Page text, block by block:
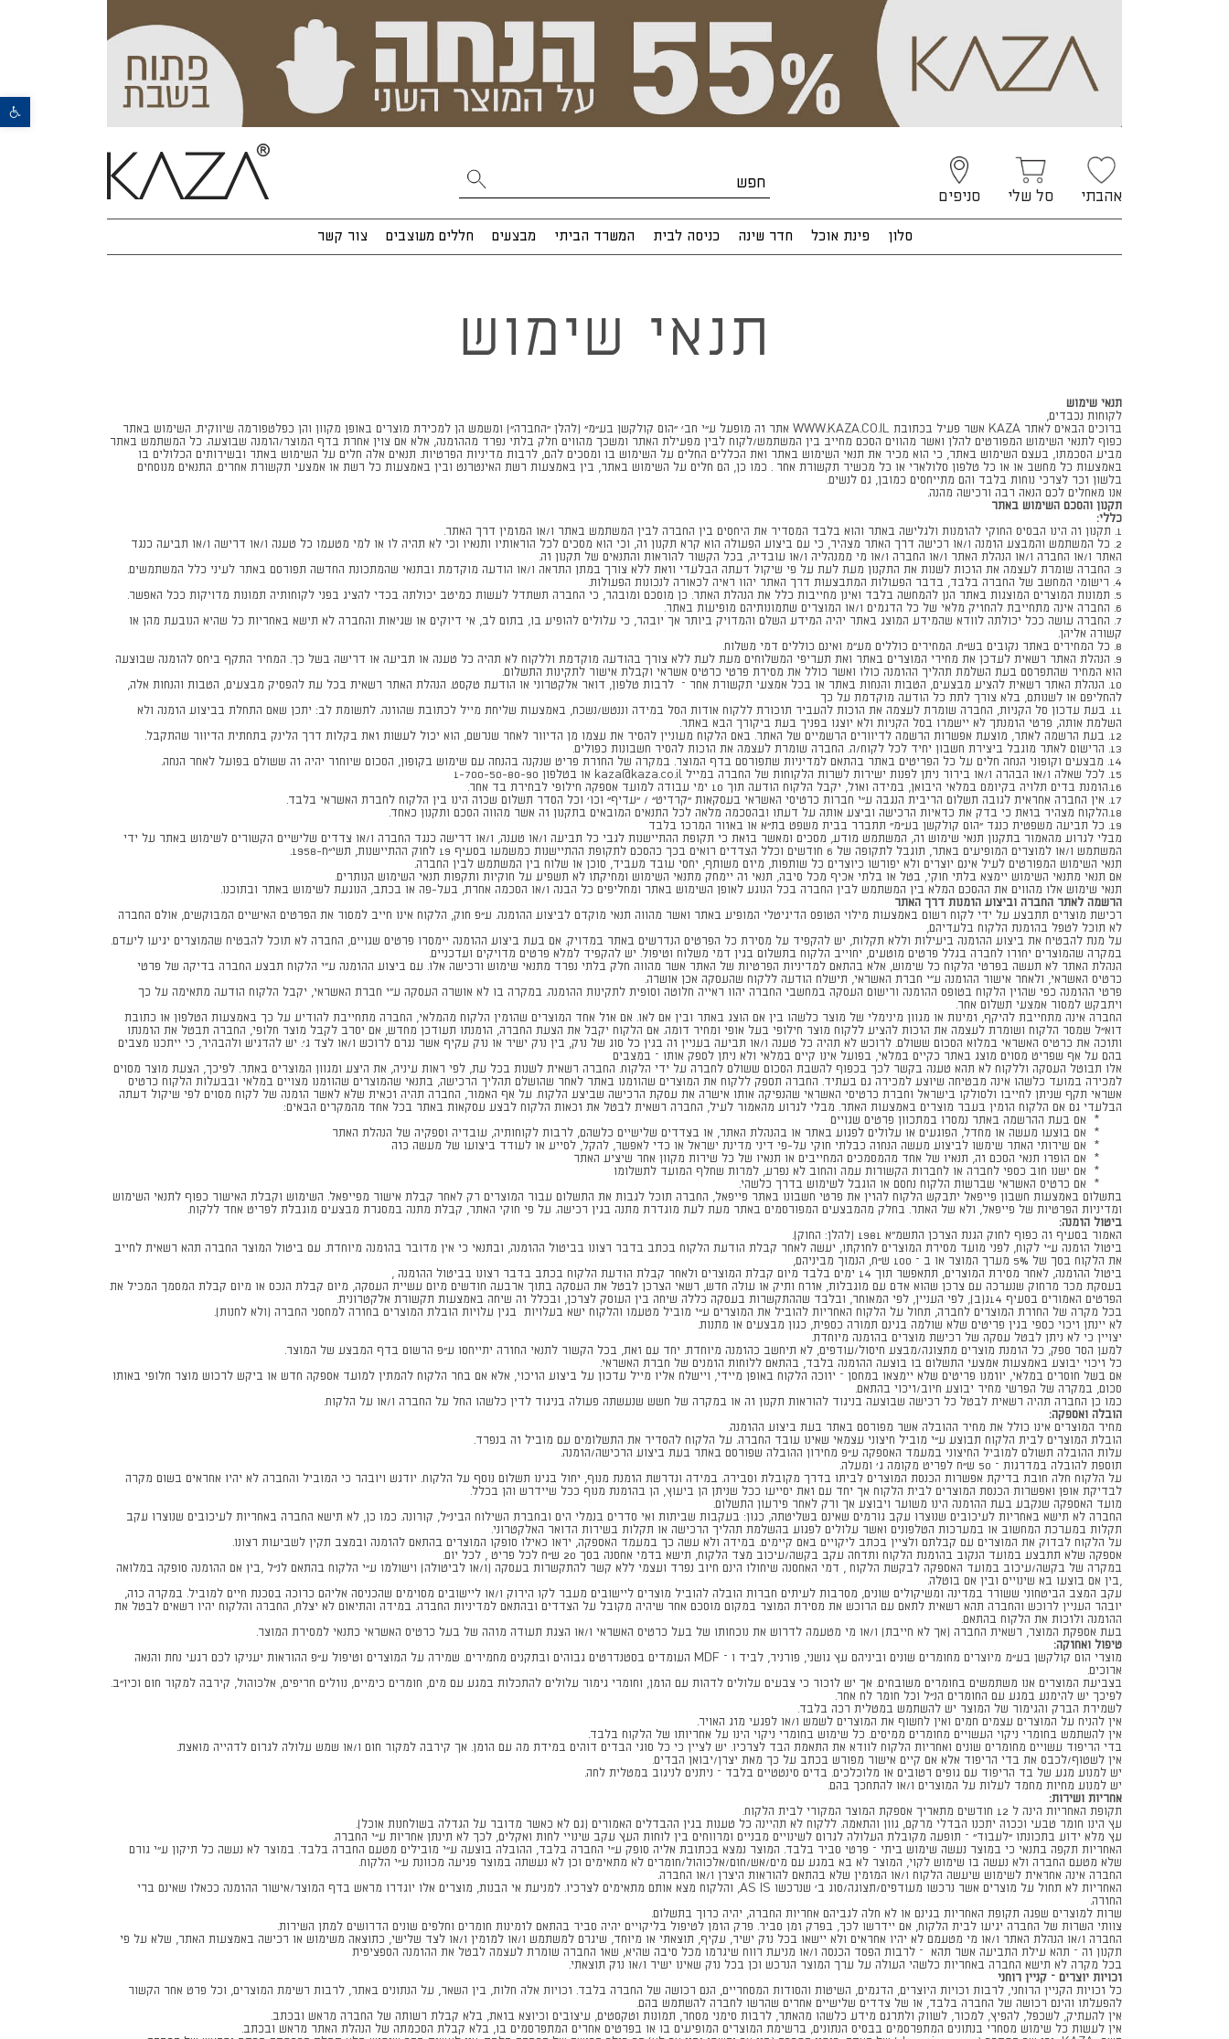
פתח סרגל נגישות
אהבתי סל שלי סניפים
סלון פינת אוכל חדר שינה כניסה לבית המשרד הביתי מבצעים חללים מעוצבים צור קשר
תנאי שימוש
תנאי שימוש
לקוחות נכבדים,
ברוכים הבאים לאתר KAZA אשר פעיל בכתובת WWW.KAZA.CO.IL אתר זה מופעל ע"י חב' "הום קולקשן בע"מ" (להלן "החברה") ומשמש הן למכירת מוצרים באופן מקוון והן כפלטפורמה שיווקית. השימוש באתר
כפוף לתנאי השימוש המפורטים להלן ואשר מהווים הסכם מחייב בין המשתמש/לקוח לבין מפעילת האתר ומשכך מהווים חלק בלתי נפרד מההזמנה, אלא אם צוין אחרת בדף המוצר/הזמנה שבוצעה. כל המשתמש באתר
מביע הסכמתו, בעצם השימוש באתר, כי הוא מכיר את תנאי השימוש באתר ואת הכללים החלים על השימוש בו ומסכים להם, לרבות מדיניות הפרטיות. תנאים אלה חלים על השימוש באתר ובשירותים הכלולים בו
באמצעות כל מחשב או או כל טלפון סלולארי או כל מכשיר תקשורת אחר . כמו כן, הם חלים על השימוש באתר, בין באמצעות רשת האינטרנט ובין באמצעות כל רשת או אמצעי תקשורת אחרים. התנאים מנוסחים
בלשון זכר לצרכי נוחות בלבד והם מתייחסים כמובן, גם לנשים.
אנו מאחלים לכם הנאה רבה ורכישה מהנה.
תקנון והסכם השימוש באתר
כללי:
1. תקנון זה הינו הבסיס החוקי להזמנות ולגלישה באתר והוא בלבד המסדיר את היחסים בין החברה לבין המשתמש באתר ו/או המזמין דרך האתר.
2. כל המשתמש והמבצע הזמנה ו/או רכישה דרך האתר מצהיר, כי עם ביצוע הפעולה הוא קרא תקנון זה, וכי הוא מסכים לכל הוראותיו ותנאיו וכי לא תהיה לו או למי מטעמו כל טענה ו/או דרישה ו/או תביעה כנגד
האתר ו/או החברה ו/או הנהלת האתר ו/או החברה ו/או מי ממנהליה ו/או עובדיה, בכל הקשור להוראות והתנאים של תקנון זה.
3. החברה שומרת לעצמה את הזכות לשנות את התקנון מעת לעת על פי שיקול דעתה הבלעדי וזאת ללא צורך במתן התראה ו/או הודעה מוקדמת ובתנאי שהמתכונת החדשה תפורסם באתר לעיני כלל המשתמשים.
4. רישומי המחשב של החברה בלבד, בדבר הפעולות המתבצעות דרך האתר יהוו ראיה לכאורה לנכונות הפעולות.
5. תמונות המוצרים המוצגות באתר הנן להמחשה בלבד ואינן מחייבות כלל את הנהלת האתר. כן מוסכם ומובהר, כי החברה תשתדל לעשות כמיטב יכולתה בכדי להציג בפני לקוחותיה תמונות מדויקות ככל האפשר.
6. החברה אינה מתחייבת להחזיק מלאי של כל הדגמים ו/או המוצרים שתמונותיהם מופיעות באתר.
7. החברה עושה ככל יכולתה לוודא שהמידע המוצג באתר יהיה המידע השלם והמדויק ביותר אך יובהר, כי עלולים להופיע בו, בתום לב, אי דיוקים או שגיאות והחברה לא תישא באחריות כל שהיא הנובעת מהן או
קשורה אליהן.
8. כל המחירים באתר נקובים בש"ח. המחירים כוללים מע״מ ואינם כוללים דמי משלוח.
9. הנהלת האתר רשאית לעדכן את מחירי המוצרים באתר ואת תעריפי המשלוחים מעת לעת ללא צורך בהודעה מוקדמת וללקוח לא תהיה כל טענה או תביעה או דרישה בשל כך. המחיר התקף ביחס להזמנה שבוצעה
הוא המחיר שהתפרסם בעת השלמת תהליך ההזמנה כולו ואשר כולל את מסירת פרטי כרטיס אשראי וקבלת אישור לתקינות התשלום.
10. הנהלת האתר רשאית להציע מבצעים, הטבות והנחות באתר או בכל אמצעי תקשורת אחר – לרבות טלפון, דואר אלקטרוני או הודעת טקסט. הנהלת האתר רשאית בכל עת להפסיק מבצעים, הטבות והנחות אלה,
להחליפם או לשנותם, בלא צורך לתת כל הודעה מוקדמת על כך
11. בעת עדכון סל הקניות, החברה שומרת לעצמה את הזכות להעביר תזכורת ללקוח אודות הסל במידה וננטש/נשכח, באמצעות שליחת מייל לכתובת שהוזנה. לתשומת לב: יתכן שאם התחלת בביצוע הזמנה ולא
השלמת אותה, פרטי הזמנתך לא יישמרו בסל הקניות ולא יוצגו בפניך בעת ביקורך הבא באתר.
12. בעת הרשמה לאתר, מוצעת אפשרות הרשמה לדיוורים הרשמיים של האתר. באם הלקוח מעוניין להסיר את עצמו מן הדיוור לאחר שנרשם, הוא יכול לעשות זאת בקלות דרך הלינק בתחתית הדיוור שהתקבל.
13. הרישום לאתר מוגבל ביצירת חשבון יחיד לכל לקוח/ה. החברה שומרת לעצמה את הזכות להסיר חשבונות כפולים.
14. מבצעים וקופוני הנחה חלים על כל הפריטים באתר בהתאם למדיניות שתפורסם בדף המוצר. במקרה של החזרת פריט שנקנה בהנחה עם שימוש בקופון, הסכום שיוחזר יהיה זה ששולם בפועל לאחר הנחה.
15. לכל שאלה ו/או הבהרה ו/או בירור ניתן לפנות ישירות לשרות הלקוחות של החברה במייל kaza@kaza.co.il או בטלפון 1-700-50-80-90
16.הזמנת בדים תלויה בקיומם במלאי היבואן, במידה ואזל, יקבל הלקוח הודעה תוך 10 ימי עבודה למועד אספקה חילופי לבחירת בד אחר.
17. אין החברה אחראית לגובה תשלום הריבית הנגבה ע"י חברות כרטיסי האשראי בעסקאות "קרדיט" / "עדיף" וכו' וכל הסדר תשלום שכזה הינו בין הלקוח לחברת האשראי בלבד.
18.הלקוח מצהיר בזאת כי בדק את כדאיות הרכישה וביצע אותה על דעתו ובהסכמה מלאה לכל התנאים המובאים בתקנון זה אשר מהווה הסכם ותקנון כאחד.
19. כל תביעה משפטית כנגד "הום קולקשן בע"מ" תתברר בבית משפט בת"א או באזור המרכז בלבד
מבלי לגרוע מהאמור בתקנון תנאי שימוש זה, המשתמש מודע, מסכים ומאשר בזאת כי תקופת ההתיישנות לגבי כל תביעה ו/או טענה, ו/או דרישה כנגד החברה ו/או צדדים שלישיים הקשורים לשימוש באתר על ידי
המשתמש ו/או למוצרים המופיעים באתר, תוגבל לתקופה של 6 חודשים וכלל הצדדים רואים בכך כהסכם לתקופת ההתיישנות כמשמעו בסעיף 19 לחוק ההתיישנות, תשי"ח-1958.
תנאי השימוש המפורטים לעיל אינם יוצרים ולא יפורשו כיוצרים כל שותפות, מיזם משותף, יחסי עובד מעביד, סוכן או שלוח בין המשתמש לבין החברה.
אם תנאי מתנאי השימוש יימצא בלתי חוקי, בטל או בלתי אכיף מכל סיבה, תנאי זה יימחק מתנאי השימוש ומחיקתו לא תשפיע על חוקיות ותקפות תנאי השימוש הנותרים.
תנאי שימוש אלו מהווים את ההסכם המלא בין המשתמש לבין החברה בכל הנוגע לאופן השימוש באתר ומחליפים כל הבנה ו/או הסכמה אחרת, בעל-פה או בכתב, הנוגעת לשימוש באתר ובתוכנו.
הרשמה לאתר החברה וביצוע הזמנות דרך האתר
רכישת מוצרים תתבצע על ידי לקוח רשום באמצעות מילוי הטופס הדיגיטלי המופיע באתר ואשר מהווה תנאי מוקדם לביצוע ההזמנה. ע"פ חוק, הלקוח אינו חייב למסור את הפרטים האישיים המבוקשים, אולם החברה
לא תוכל לטפל בהזמנת הלקוח בלעדיהם,
על מנת להבטיח את ביצוע ההזמנה ביעילות וללא תקלות, יש להקפיד על מסירת כל הפרטים הנדרשים באתר במדויק. אם בעת ביצוע ההזמנה יימסרו פרטים שגויים, החברה לא תוכל להבטיח שהמוצרים יגיעו ליעדם.
במקרה שהמוצרים יחזרו לחברה בגלל פרטים מוטעים, יחוייב הלקוח בתשלום בגין דמי משלוח וטיפול. יש להקפיד למלא פרטים מדויקים ועדכניים.
הנהלת האתר לא תעשה בפרטי הלקוח כל שימוש, אלא בהתאם למדיניות הפרטיות של האתר אשר מהווה חלק בלתי נפרד מתנאי שימוש ורכישה אלו. עם ביצוע ההזמנה ע״י הלקוח תבצע החברה בדיקה של פרטי
כרטיס האשראי, ולאחר אישור ההזמנה ע״י חברת האשראי, תישלח הודעה ללקוח שהעסקה אכן אושרה.
פרטי ההזמנה כפי שהזין הלקוח בטופס ההזמנה ורישום העסקה במחשבי החברה יהוו ראייה חלוטה וסופית לתקינות ההזמנה. במקרה בו לא אושרה העסקה ע״י חברת האשראי, יקבל הלקוח הודעה מתאימה על כך
ויתבקש למסור אמצעי תשלום אחר.
החברה אינה מתחייבת להיקף, זמינות או מגוון מינימלי של מוצר כלשהו בין אם הוצג באתר ובין אם לאו. אם אזל אחד המוצרים שהזמין הלקוח מהמלאי, החברה מתחייבת להודיע על כך באמצעות הטלפון או כתובת
דוא"ל שמסר הלקוח ושומרת לעצמה את הזכות להציע ללקוח מוצר חילופי בעל אופי ומחיר דומה. אם הלקוח יקבל את הצעת החברה, הזמנתו תעודכן מחדש, אם יסרב לקבל מוצר חלופי, החברה תבטל את הזמנתו
ותזכה את כרטיס האשראי במלוא הסכום ששולם. לרוכש לא תהיה כל טענה ו/או תביעה בעניין זה בגין כל סוג של נזק, בין נזק ישיר או נזק עקיף אשר נגרם לרוכש ו/או לצד ג'. יש להדגיש ולהבהיר, כי ייתכנו מצבים
בהם על אף שפריט מסוים מוצג באתר כקיים במלאי, בפועל אינו קיים במלאי ולא ניתן לספק אותו – במצבים
אלו תבוטל העסקה וללקוח לא תהא טענה בקשר לכך בכפוף להשבת הסכום ששולם לחברה על ידי הלקוח. החברה רשאית לשנות בכל עת, לפי ראות עיניה, את היצע ומגוון המוצרים באתר. לפיכך, הצעת מוצר מסוים
למכירה במועד כלשהו אינה מבטיחה שיוצע למכירה גם בעתיד. החברה תספק ללקוח את המוצרים שהוזמנו באתר לאחר שהושלם תהליך הרכישה, בתנאי שהמוצרים שהוזמנו מצויים במלאי ובבעלות הלקוח כרטיס
אשראי תקף שניתן לחייבו ולסולקו בישראל וחברת כרטיסי האשראי שהנפיקה אותו אישרה את עסקת הרכישה שביצע הלקוח. על אף האמור, החברה תהיה זכאית שלא לאשר הזמנה של לקוח מסוים לפי שיקול דעתה
הבלעדי גם אם הלקוח הזמין בעבר מוצרים באמצעות האתר. מבלי לגרוע מהאמור לעיל, החברה רשאית לבטל את זכאות הלקוח לבצע עסקאות באתר בכל אחד מהמקרים הבאים:
* אם בעת ההרשמה באתר נמסרו במתכוון פרטים שגויים
* אם בוצעו מעשה או מחדל, הפוגעים או עלולים לפגוע באתר או בהנהלת האתר, או בצדדים שלישיים כלשהם, לרבות לקוחותיה, עובדיה וספקיה של הנהלת האתר
* אם שירותי האתר שימשו לביצוע מעשה הנחזה כבלתי חוקי על-פי דיני מדינת ישראל או כדי לאפשר, להקל, לסייע או לעודד ביצועו של מעשה כזה
* אם הופרו תנאי הסכם זה, תנאיו של אחד מהמסמכים המחייבים או תנאיו של כל שירות מקוון אחר שיציע האתר
* אם ישנו חוב כספי לחברה או לחברות הקשורות עמה והחוב לא נפרע, למרות שחלף המועד לתשלומו
* אם כרטיס האשראי שברשות הלקוח נחסם או הוגבל לשימוש בדרך כלשהי.
בתשלום באמצעות חשבון פייפאל יתבקש הלקוח להזין את פרטי חשבונו באתר פייפאל, החברה תוכל לגבות את התשלום עבור המוצרים רק לאחר קבלת אישור מפייפאל. השימוש וקבלת האישור כפוף לתנאי השימוש
ומדיניות הפרטיות של פייפאל, ולא של האתר. בחלק מהמבצעים המפורסמים באתר מעת לעת מוגדרת מתנה בגין רכישה. על פי חוקי האתר, קבלת מתנה במסגרת מבצעים מוגבלת לפריט אחד ללקוח.
ביטול הזמנה:
האמור בסעיף זה כפוף לחוק הגנת הצרכן התשמ״א 1981 (להלן: החוק).
ביטול הזמנה ע"י לקוח, לפני מועד מסירת המוצרים לחזקתו, יעשה לאחר קבלת הודעת הלקוח בכתב בדבר רצונו בביטול ההזמנה, ובתנאי כי אין מדובר בהזמנה מיוחדת. עם ביטול המוצר החברה תהא רשאית לחייב
את הלקוח בסך של 5% מערך המוצר או ב – 100 ש"ח, הנמוך מביניהם,
ביטול ההזמנה, לאחר מסירת המוצרים, תתאפשר תוך 14 ימים בלבד מיום קבלת המוצרים ולאחר קבלת הודעת הלקוח בכתב בדבר רצונו בביטול ההזמנה ,
בעסקת מכר מרחוק שנערכה עם צרכן שהוא אדם עם מוגבלות, אזרח ותיק או עולה חדש, רשאי הצרכן לבטל את העסקה בתוך ארבעה חודשים מיום עשיית העסקה, מיום קבלת הנכס או מיום קבלת המסמך המכיל את
הפרטים האמורים בסעיף 14ג(ב), לפי העניין, לפי המאוחר, ובלבד שההתקשרות בעסקה כללה שיחה בין העוסק לצרכן, ובכלל זה שיחה באמצעות תקשורת אלקטרונית.
בכל מקרה של החזרת המוצרים לחברה, תחול על הלקוח האחריות להוביל את המוצרים ע"י מוביל מטעמו והלקוח ישא בעלויות בגין עלויות הובלת המוצרים בחזרה למחסני החברה (ולא לחנות).
לא יינתן זיכוי כספי בגין פריטים שלא שולמה בגינם תמורה כספית, כגון מבצעים או מתנות.
יצויין כי לא ניתן לבטל עסקה של רכישת מוצרים בהזמנה מיוחדת.
למען הסר ספק, כל הזמנת מוצרים מתצוגה/מבצע חיסול/עודפים, לא תיחשב כהזמנה מיוחדת. יחד עם זאת, בכל הקשור לתנאי החזרה יתייחסו ע"פ הרשום בדף המבצע של המוצר.
כל זיכוי יבוצע באמצעות אמצעי התשלום בו בוצעה ההזמנה בלבד, בהתאם ללוחות הזמנים של חברת האשראי.
אם בשל חוסרים במלאי, יוזמנו פריטים שלא יימצאו במחסן – יזוכה הלקוח באופן מיידי, ויישלח אליו מייל עדכון על ביצוע הזיכוי, אלא אם בחר הלקוח להמתין למועד אספקה חדש או ביקש לרכוש מוצר חלופי באותו
סכום, במקרה של הפרשי מחיר יבוצע חיוב/זיכוי בהתאם.
כמו כן החברה תהיה רשאית לבטל כל רכישה שבוצעה בניגוד להוראות תקנון זה או במקרה של חשש שנעשתה פעולה בניגוד לדין כלשהו החל על החברה ו/או על הלקוח.
הובלה ואספקה:
מחיר המוצרים אינו כולל את מחיר ההובלה אשר מפורסם באתר בעת ביצוע ההזמנה.
הובלת המוצרים לבית הלקוח תבוצע ע"י מוביל חיצוני עצמאי שאינו עובד החברה. על הלקוח להסדיר את התשלומים עם מוביל זה בנפרד.
עלות ההובלה תשולם למוביל החיצוני במעמד האספקה ע"פ מחירון ההובלה שפורסם באתר בעת ביצוע הרכישה/הזמנה.
תוספת להובלה במדרגות – 50 ש"ח לפריט מקומה ג' ומעלה.
על הלקוח חלה חובת בדיקת אפשרות הכנסת המוצרים לביתו בדרך מקובלת וסבירה. במידה ונדרשת הזמנת מנוף, יחול בגינו תשלום נוסף על הלקוח. יודגש ויובהר כי המוביל והחברה לא יהיו אחראים בשום מקרה
לבדיקת אופן ואפשרות הכנסת המוצרים לבית הלקוח אך יחד עם זאת יסייעו ככל שניתן הן ביעוץ, הן בהזמנת מנוף ככל שיידרש והן בכלל.
מועד האספקה שנקבע בעת ההזמנה הינו משוער ויבוצע אך ורק לאחר פירעון התשלום.
החברה לא תישא באחריות לעיכובים שנוצרו עקב גורמים שאינם בשליטתה, כגון: בעקבות שביתות ואי סדרים בנמלי הים ובחברת השילוח הבינ"ל, קורונה. כמו כן, לא תישא החברה באחריות לעיכובים שנוצרו עקב
תקלות במערכת המחשוב או במערכות הטלפונים ואשר עלולים לפגוע בהשלמת תהליך הרכישה או תקלות בשירות הדואר האלקטרוני.
על הלקוח לבדוק את המוצרים עם קבלתם ולציין בכתב ליקויים באם קיימים. במידה ולא עשה כך במעמד האספקה, יראו כאילו סופקו המוצרים בהתאם להזמנה ובמצב תקין לשביעות רצונו.
אספקה שלא תתבצע במועד הנקוב בהזמנת הלקוח ותדחה עקב בקשה/עיכוב מצד הלקוח, תישא בדמי אחסנה בסך 20 ש"ח לכל פריט , לכל יום.
במקרה של בקשה/עיכוב במועד האספקה לבקשת הלקוח , דמי האחסנה שיחולו הינם חיוב נפרד ועצמי ללא קשר להתקשרות בעסקה (ו/או לביטולה) וישולמו ע"י הלקוח בהתאם לנ"ל ,בין אם ההזמנה סופקה במלואה
,בין אם בוצעו בא שינויים ובין אם בוטלה.
עקב המצב הביטחוני ששורר במדינה ומשיקולים שונים, מסרבות לעיתים חברות הובלה להוביל מוצרים ליישובים מעבר לקו הירוק ו/או ליישובים מסוימים שהכניסה אליהם כרוכה בסכנת חיים למוביל. במקרה כזה,
יובהר העניין לרוכש והחברה תהא רשאית לתאם עם הרוכש את מסירת המוצר במקום מוסכם אחר שיהיה מקובל על הצדדים ובהתאם למדיניות החברה. במידה והתיאום לא יצלח, החברה והלקוח יהיו רשאים לבטל את
ההזמנה ולזכות את הלקוח בהתאם.
בעת אספקת המוצר, רשאית החברה (אך לא חייבת) ו/או מי מטעמה לדרוש את נוכחותו של בעל כרטיס האשראי ו/או הצגת תעודה מזהה של בעל כרטיס האשראי כתנאי למסירת המוצר.
טיפול ואחזקה:
מוצרי הום קולקשן בע"מ מיוצרים מחומרים שונים וביניהם עץ גושני, פורניר, לביד ו – MDF העומדים בסטנדרטים גבוהים ובתקנים מחמירים. שמירה על המוצרים וטיפול ע"פ ההוראות יעניקו לכם רגעי נחת והנאה
ארוכים.
בצביעת המוצרים אנו משתמשים בחומרים משובחים. אך יש לזכור כי צבעים עלולים לדהות עם הזמן, וחומרי גימור עלולים להתכלות במגע עם מים, חומרים כימיים, נוזלים חריפים, אלכוהול, קירבה למקור חום וכיו"ב.
לפיכך יש להימנע במגע עם החומרים הנ"ל וכל חומר לח אחר.
לשמירת הברק והגימור של המוצר יש להשתמש במטלית רכה בלבד.
אין להניח על המוצרים עצמים חמים ואין לחשוף את המוצרים לשמש ו/או לפגעי מזג האויר.
אין להשתמש בחומרי ניקוי העשויים מחומרים ממיסים. כל שימוש בחומרי ניקוי הינו על אחריותו של הלקוח בלבד.
בדי הריפוד עשויים מחומרים שונים ואחריות הלקוח לוודא את התאמת הבד לצרכיו. יש לציין כי כל סוגי הבדים דוהים במידת מה עם הזמן. אך קירבה למקור חום ו/או שמש עלולה לגרום לדהייה מואצת.
אין לשטוף/לכבס את בדי הריפוד אלא אם קיים אישור מפורש בכתב על כך מאת יצרן/יבואן הבדים.
יש למנוע מגע של בד הריפוד עם גופים רטובים או מלוכלכים. בדים סינטטיים בלבד – ניתנים לניגוב במטלית לחה.
יש למנוע מחיות מחמד לעלות על המוצרים ו/או להתחכך בהם.
אחריות ושירות:
תקופת האחריות הינה ל 12 חודשים מתאריך אספקת המוצר המקורי לבית הלקוח.
עץ הינו חומר טבעי וככזה יתכנו הבדלי מרקם, גוון והתאמה. ללקוח לא תהיינה כל טענות בגין ההבדלים האמורים (גם לא כאשר מדובר על הגדלה בשולחנות אוכל).
עץ מלא ידוע בתכונתו "לעבוד" – תופעה מקובלת העלולה לגרום לשינויים מבניים ומרווחים בין לוחות העץ עקב שינויי לחות ואקלים, לכך לא תינתן אחריות ע"י החברה.
האחריות תקפה בתנאי כי במוצר נעשה שימוש ביתי – פרטי סביר בלבד. המוצר נמצא בכתובת אליה סופק ע"י החברה בלבד, ההובלה בוצעה ע"י מובילים מטעם החברה בלבד. במוצר לא נעשה כל תיקון ע"י גורם
שלא מטעם החברה ולא נעשה בו שימוש לקוי, המוצר לא בא במגע עם מים/אש/חום/אלכוהול/חומרים לא מתאימים וכן לא נעשתה במוצר פגיעה מכוונת ע"י הלקוח.
החברה אינה אחראית לשימוש שיעשה הלקוח ו/או המזמין שלא בהתאם להוראות היצרן ו/או החברה.
האחריות לא תחול על מוצרים אשר נרכשו מעודפים/תצוגה/סוג ב' שנרכשו AS IS, והלקוח מצא אותם מתאימים לצרכיו. למניעת אי הבנות, מוצרים אלו יוגדרו מראש בדף המוצר/אישור ההזמנה ככאלו שאינם ברי
החזרה.
שרות למוצרים שפגה תקופת האחריות בגינם או לא חלה לגביהם אחריות החברה, יהיה כרוך בתשלום.
צוותי השרות של החברה יגיעו לבית הלקוח, אם יידרשו לכך, בפרק זמן סביר. פרק הזמן לטיפול בליקויים יהיה סביר בהתאם לזמינות חומרים וחלפים שונים הדרושים למתן השירות.
החברה ו/או הנהלת האתר ו/או מי מטעמם לא יהיו אחראים ולא יישאו בכל נזק ישיר, עקיף, תוצאתי או מיוחד, שיגרם למשתמש ו/או למזמין ו/או לצד שלישי, כתוצאה משימוש או רכישה באמצעות האתר, שלא על פי
תקנון זה – תהא עילת התביעה אשר תהא – לרבות הפסד הכנסה ו/או מניעת רווח שיגרמו מכל סיבה שהיא, שאז החברה שומרת לעצמה לבטל את ההזמנה הספציפית
בכל מקרה לא תישא החברה באחריות כלשהי העולה על ערך המוצר הנרכש וכן בכל נזק שאינו ישיר ו/או נזק תוצאתי.
זכויות יוצרים – קניין רוחני
כל זכויות הקניין הרוחני, לרבות זכויות היוצרים, הדגמים, השיטות והסודות המסחריים, הנם רכושה של החברה בלבד. זכויות אלה חלות, בין השאר, על הנתונים באתר, לרבות רשימת המוצרים, וכל פרט אחר הקשור
להפעלתו והינם רכושה של החברה בלבד, או של צדדים שלישיים אחרים שהרשו לחברה להשתמש בהם.
אין להעתיק, לשכפל, להפיץ, למכור, לשווק ולתרגם מידע כלשהו מהאתר, לרבות סימני מסחר, תמונות וטקסטים, עיצובים וכיוצא בזאת, בלא קבלת רשותה של החברה מראש ובכתב.
אין לעשות כל שימוש מסחרי בנתונים המתפרסמים בבסיס הנתונים, ברשימת המוצרים המופיעים בו או בפרטים אחרים המתפרסמים בו, בלא קבלת הסכמתה של הנהלת האתר מראש ובכתב.